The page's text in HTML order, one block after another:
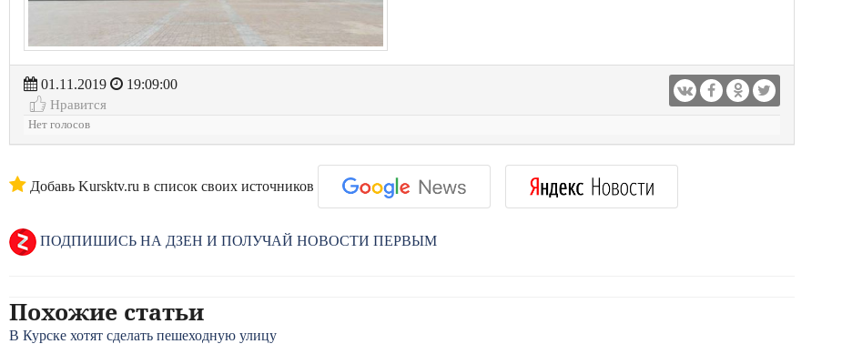
01.11.2019
19:09:00
Нравится
Нет голосов
Добавь Kursktv.ru в список своих источников
ПОДПИШИСЬ НА ДЗЕН И ПОЛУЧАЙ НОВОСТИ ПЕРВЫМ
Похожие статьи
В Курске хотят сделать пешеходную улицу